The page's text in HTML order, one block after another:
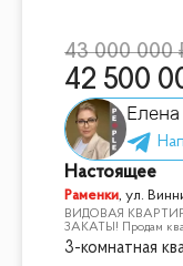
43 000 000
42 500
Елена
Настоящее
Раменки,ул.
ВИДОВАЯ
ЗАКАТЫ! Продам
3-комнатная